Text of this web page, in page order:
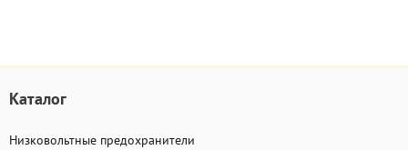
Каталог
Низковольтные предохранители